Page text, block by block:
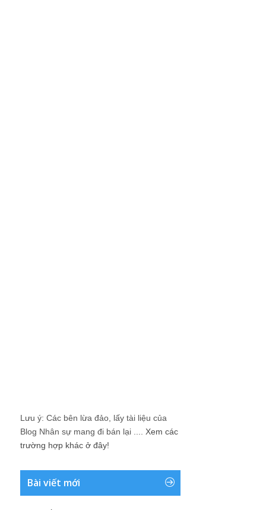
Lưu ý: Các bên lừa đảo, lấy tài liệu của
Blog Nhân sự mang đi bán lại .... Xem các
trường hợp khác ở đây!
Bài viết mới